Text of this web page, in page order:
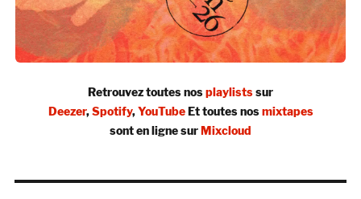
Retrouvez toutes nosplaylistssur
Deezer,Spotify,YouTubeEt toutes nosmixtapes
sont en ligne surMixcloud